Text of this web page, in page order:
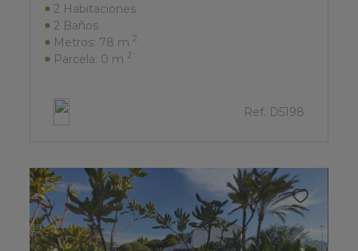
2 Habitaciones
2 Baños
Metros: 78 m 2
Parcela: 0 m 2
Ref. D5198